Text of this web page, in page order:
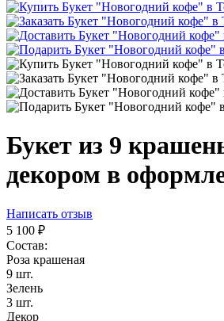
Букет из 9
декором в
Написать отзыв
5 100 ₽
Состав:
Роза крашеная
9 шт.
Зелень
3 шт.
Декор